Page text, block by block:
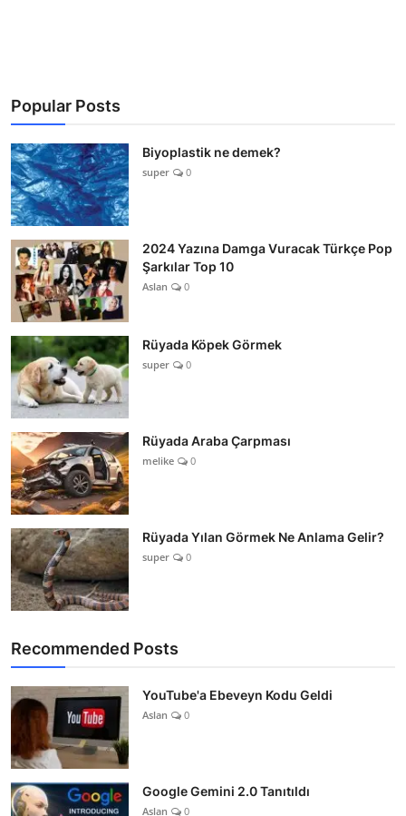
Popular Posts
Biyoplastik ne demek?
super 0
2024 Yazına Damga Vuracak Türkçe Pop
Şarkılar Top 10
Aslan 0
Rüyada Köpek Görmek
super 0
Rüyada Araba Çarpması
melike 0
Rüyada Yılan Görmek Ne Anlama Gelir?
super 0
Recommended Posts
YouTube'a Ebeveyn Kodu Geldi
Aslan 0
Google Gemini 2.0 Tanıtıldı
Aslan 0